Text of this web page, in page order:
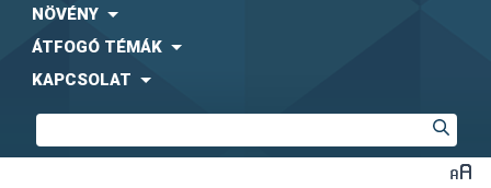
NÖVÉNY
ÁTFOGÓ TÉMÁK
KAPCSOLAT